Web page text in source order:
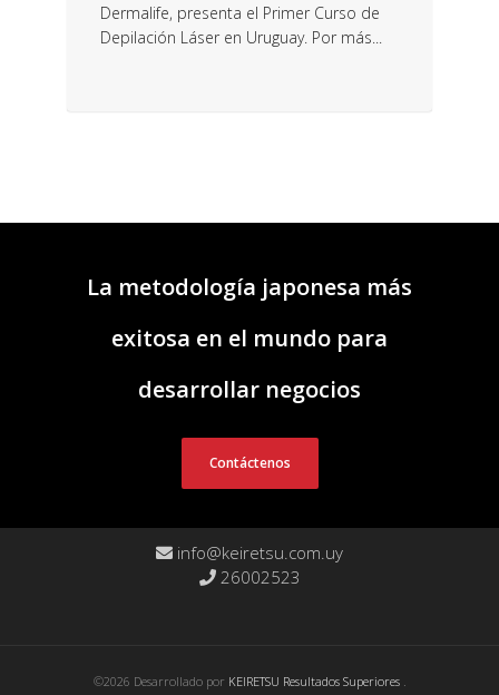
Dermalife, presenta el Primer Curso de
Depilación Láser en Uruguay. Por más...
La metodología japonesa más
exitosa en el mundo para
desarrollar negocios
Contáctenos
info@keiretsu.com.uy
26002523
©2026 Desarrollado por KEIRETSU Resultados Superiores